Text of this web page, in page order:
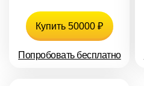
Купить 50000 ₽
Попробовать бесплатно